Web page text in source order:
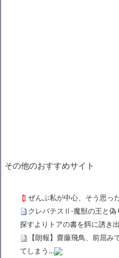
その他のおすすめサイト
ぜんぶ私が中心、そう思っ
クレバテスⅡ-魔獣の王と偽
探すよりトアの書を餌に誘き
【朗報】齋藤飛鳥、前屈
てしまう…